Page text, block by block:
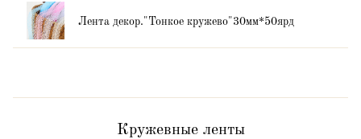
Лента декор."Тонкое кружево"30мм*50ярд
Кружевные ленты